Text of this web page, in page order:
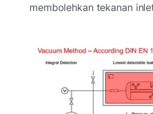
membolehkan tekanan